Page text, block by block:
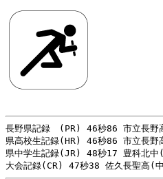
長野県記録　(PR) 46秒86 市立長野
県高校生記録(HR) 46秒86 市立長
県中学生記録(JR) 48秒17 豊科北